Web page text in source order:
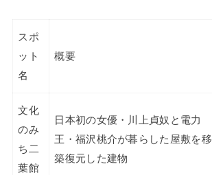
スポ
ット
名
概要
文化
のみ
ち二
葉館
日本初の女優・川上貞奴と電力
王・福沢桃介が暮らした屋敷を移
築復元した建物